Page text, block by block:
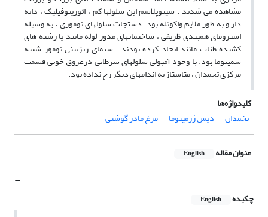
مشاهده می شدند . سیتوپلاسم این سلولها کم ، ائوزینوفیلیک ، دانه
دار و به طور ملایم واکوئله بود. دستجات سلولهای توموری ، به وسیله
استرومای همبندی ظریفی ، ساختمانهای مدور لوله مانند یا رشته های
کشیده طناب مانند ایجاد کرده بودند . سیمای ریزبینی تومور شبیه
سمینوما بود. با وجود آمبولی سلولهای سرطانی درعروق خونی قسمت
مرکزی تخمدان ، متاستاز به اندامهای دیگر رخ نداده بود.
کلیدواژه‌ها
تخمدان
دیس ژرمینوما مرغ مادر گوشتی
عنوان مقاله English
-
چکیده English